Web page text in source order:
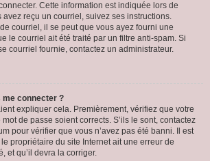
Cette information est indiquée lors de
avez reçu un courriel, suivez ses instructions.
courriel, il se peut que vous ayez fourni une
le courriel ait été traité par un filtre anti-spam. Si
courriel fournie, contactez un administrateur.
me connecter ?
expliquer cela. Premièrement, vérifiez que votre
de passe soient corrects. S’ils le sont, contactez
pour vérifier que vous n’avez pas été banni. Il est
propriétaire du site Internet ait une erreur de
et qu’il devra la corriger.